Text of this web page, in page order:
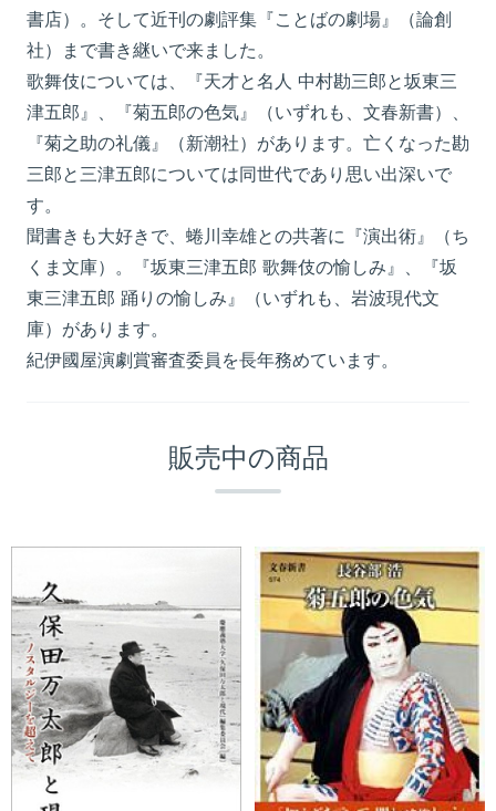
書店）。そして近刊の劇評集『ことばの劇場』（論創
社）まで書き継いで来ました。
歌舞伎については、『天才と名人 中村勘三郎と坂東三
津五郎』、『菊五郎の色気』（いずれも、文春新書）、
『菊之助の礼儀』（新潮社）があります。亡くなった勘
三郎と三津五郎については同世代であり思い出深いで
す。
聞書きも大好きで、蜷川幸雄との共著に『演出術』（ち
くま文庫）。『坂東三津五郎 歌舞伎の愉しみ』、『坂
東三津五郎 踊りの愉しみ』（いずれも、岩波現代文
庫）があります。
紀伊國屋演劇賞審査委員を長年務めています。
販売中の商品